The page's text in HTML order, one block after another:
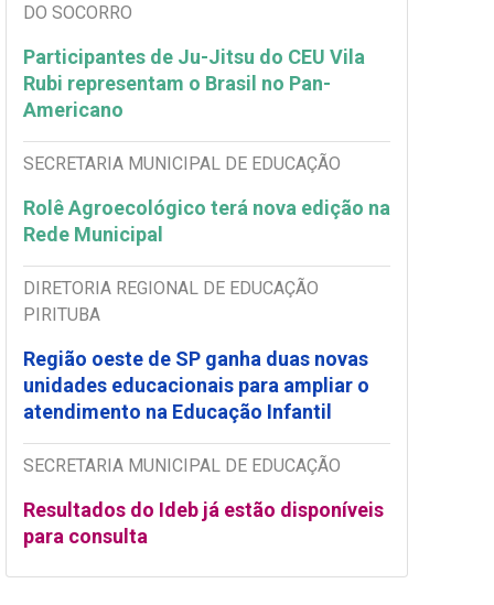
DO SOCORRO
Participantes de Ju-Jitsu do CEU Vila
Rubi representam o Brasil no Pan-
Americano
SECRETARIA MUNICIPAL DE EDUCAÇÃO
Rolê Agroecológico terá nova edição na
Rede Municipal
DIRETORIA REGIONAL DE EDUCAÇÃO
PIRITUBA
Região oeste de SP ganha duas novas
unidades educacionais para ampliar o
atendimento na Educação Infantil
SECRETARIA MUNICIPAL DE EDUCAÇÃO
Resultados do Ideb já estão disponíveis
para consulta